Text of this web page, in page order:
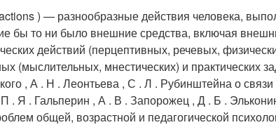
) — разнообразные действия человека,
бы то ни было внешние средства, включая
действий (перцептивных, речевых,
(мыслительных, мнестических) и
, А . Н . Леонтьева , С . Л . Рубинштейна о
. Я . Гальперин , А . В . Запорожец , Д . Б .
общей, возрастной и педагогической